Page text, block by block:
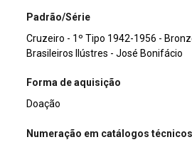
Padrão/Série
Cruzeiro - 1º Tipo 1942-1956 -
Brasileiros Ilústres - José Bonifácio
Forma de aquisição
Doação
Numeração em catálogos técnicos